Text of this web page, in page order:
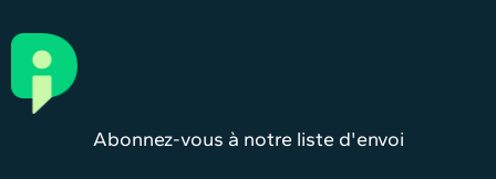
Abonnez-vous à notre liste d'envoi